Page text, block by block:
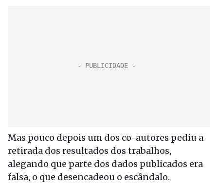
Mas pouco depois um dos co-autores pediu a
retirada dos resultados dos trabalhos,
alegando que parte dos dados publicados era
falsa, o que desencadeou o escândalo.